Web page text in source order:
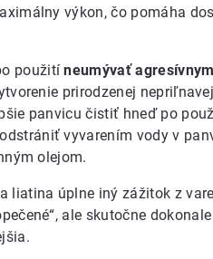
výkon, čo pomáha
použitíneumývať
prirodzenej
panvicu čistiť hneď po
vyvarením vody v
olejom.
liatina úplne iný zážitok z
ale skutočne